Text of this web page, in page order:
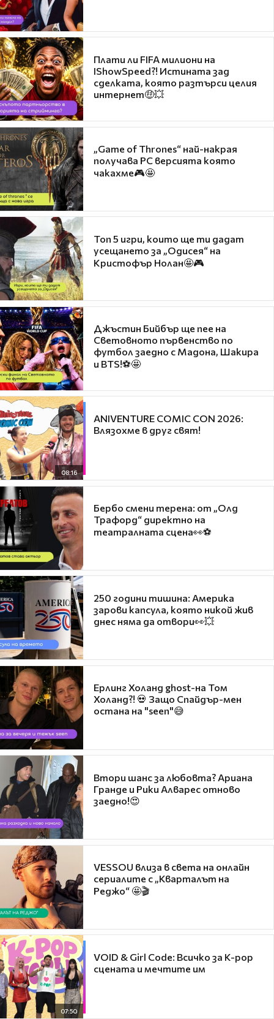
Плати ли FIFA милиони на
IShowSpeed?! Истината зад
сделката, която разтърси целия
интернет🤑💥
„Game of Thrones“ най-накрая
получава PC версията която
чакахме🎮🤩
Топ 5 игри, които ще ти дадат
усещането за „Одисея“ на
Кристофър Нолан🤩🎮
Джъстин Бийбър ще пее на
Световното първенство по
футбол заедно с Мадона, Шакира
и BTS!⚽🤩
08:16
ANIVENTURE COMIC CON 2026:
Влязохме в друг свят!
Бербо смени терена: от „Олд
Трафорд“ директно на
театралната сцена👀⚽
250 години тишина: Америка
зарови капсула, която никой жив
днес няма да отвори👀💥
Ерлинг Холанд ghost-на Том
Холанд?! 💀 Защо Спайдър-мен
остана на "seen"😅
Втори шанс за любовта? Ариана
Гранде и Рики Алварес отново
заедно!😍
VESSOU влиза в света на онлайн
сериалите с „Кварталът на
Реджо“ 🤩🎬
07:50
VOID & Girl Code: Всичко за K-pop
сцената и мечтите им